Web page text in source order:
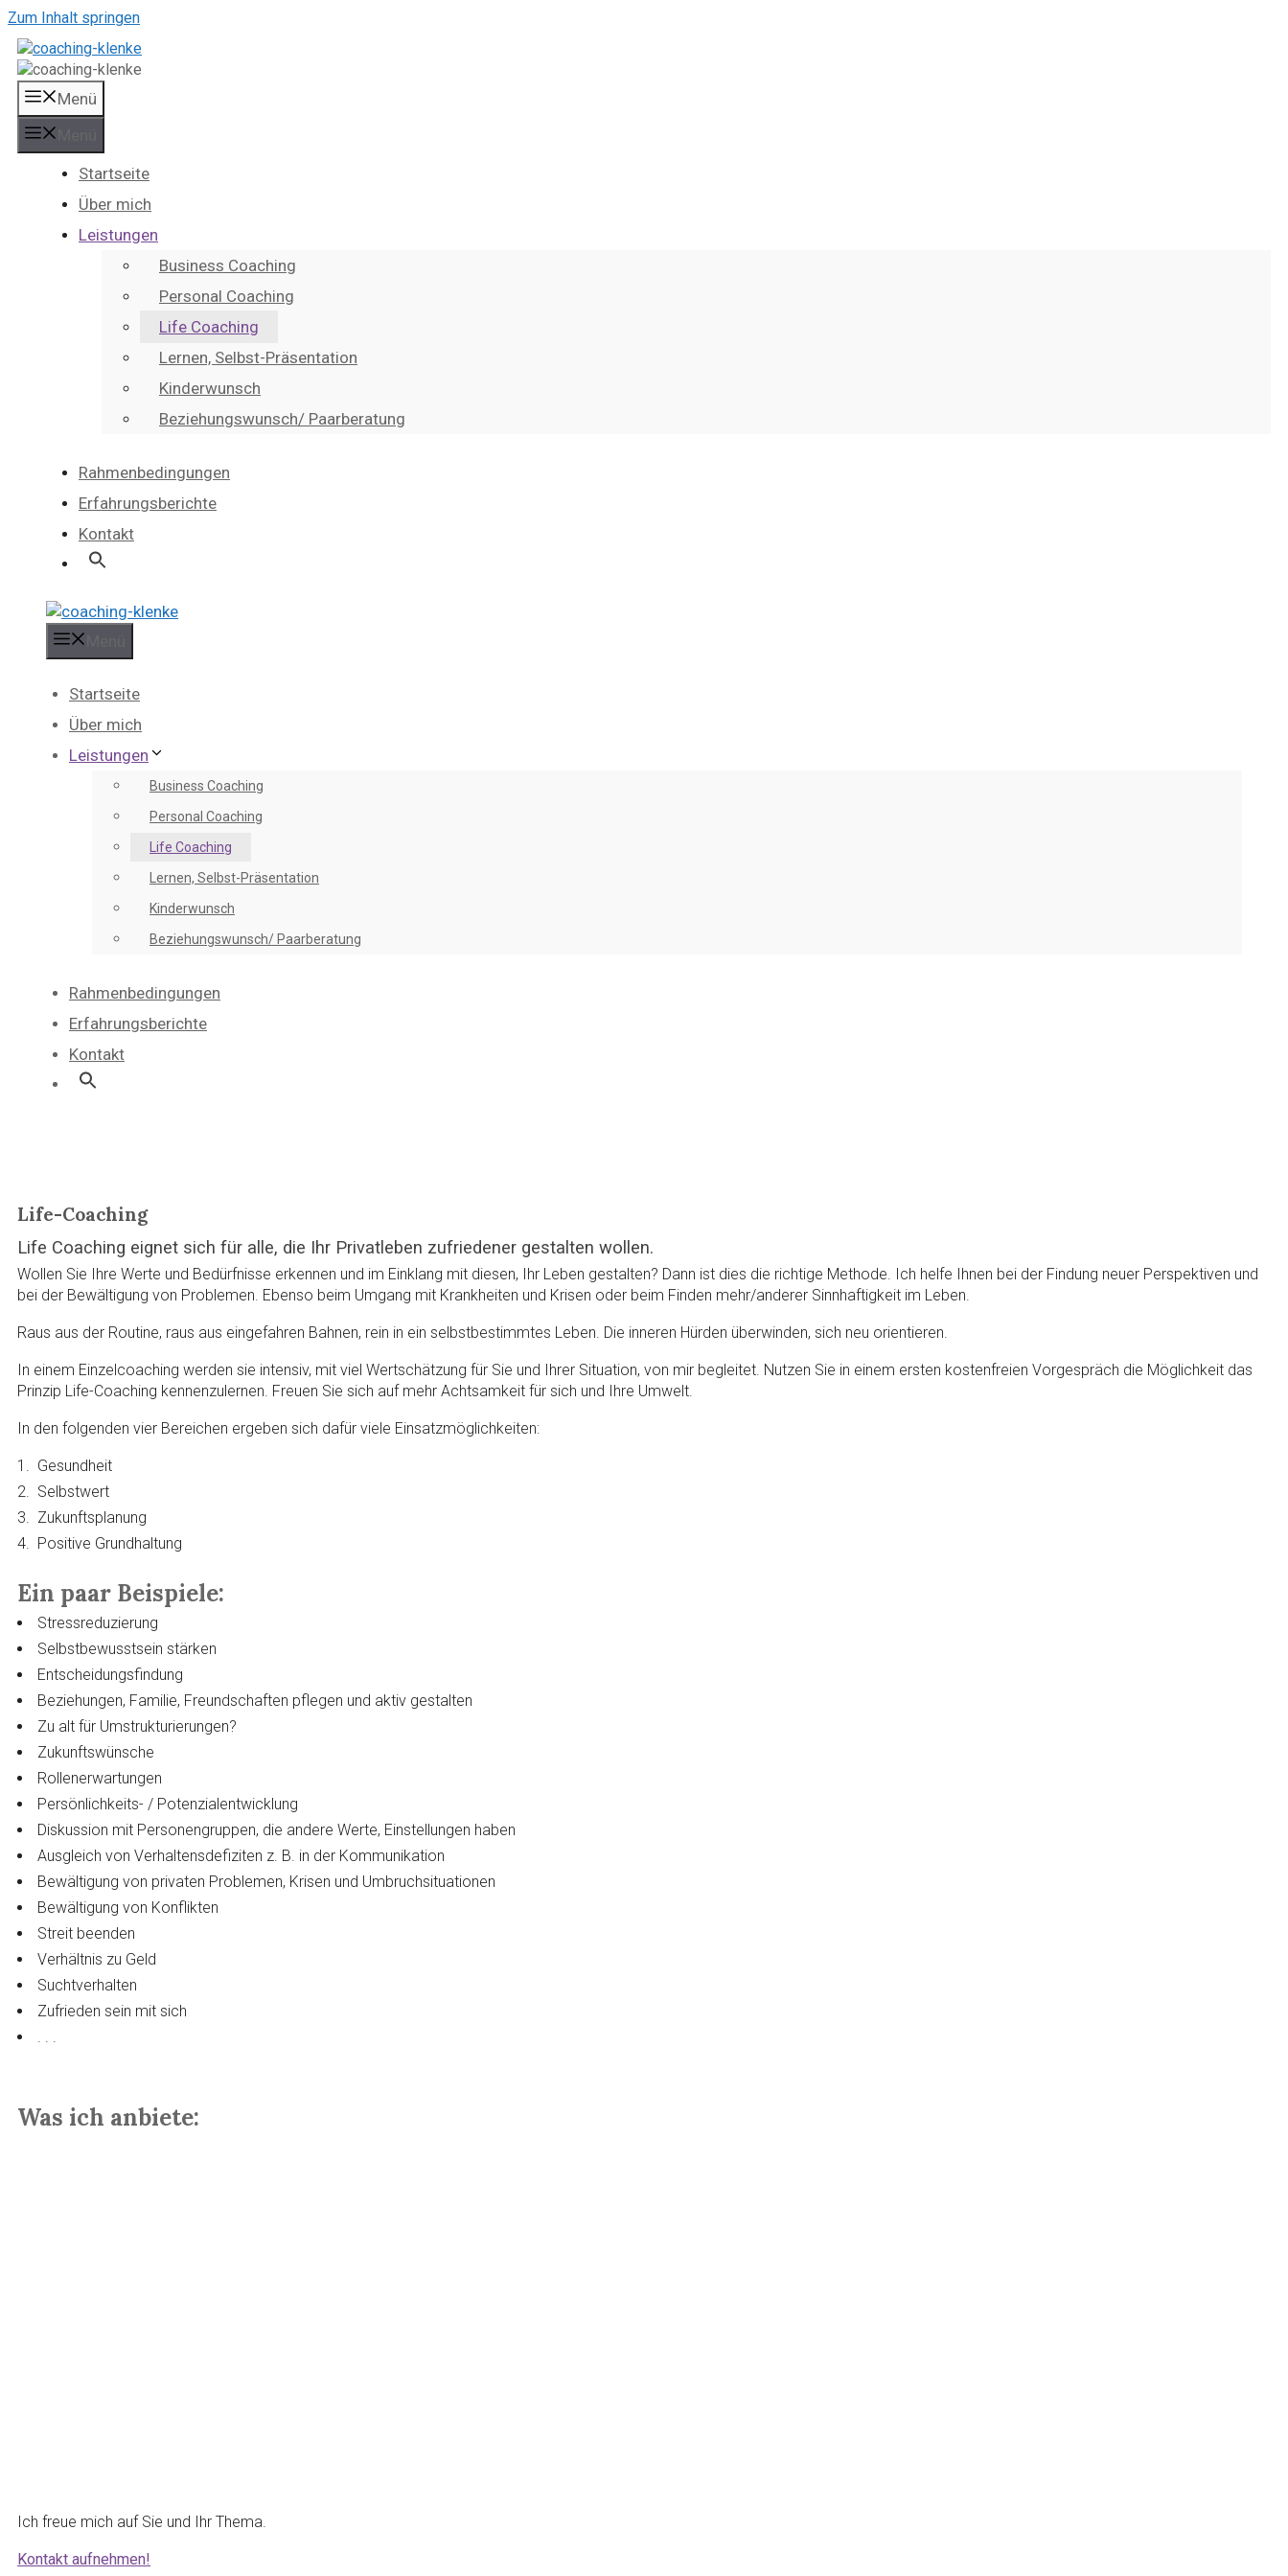
Zum Inhalt springen
Menü
Startseite
Über mich
Leistungen
Business Coaching
Personal Coaching
Life Coaching
Lernen, Selbst-Präsentation
Kinderwunsch
Beziehungswunsch/ Paarberatung
Rahmenbedingungen
Erfahrungsberichte
Kontakt
Startseite
Über mich
Leistungen
Business Coaching
Personal Coaching
Life Coaching
Lernen, Selbst-Präsentation
Kinderwunsch
Beziehungswunsch/ Paarberatung
Rahmenbedingungen
Erfahrungsberichte
Kontakt
Life-Coaching
Life Coaching eignet sich für alle, die Ihr Privatleben zufriedener gestalten wollen.
Wollen Sie Ihre Werte und Bedürfnisse erkennen und im Einklang mit diesen, Ihr Leben gestalten? Dann ist dies die richtige Methode. Ich helfe Ihnen bei der Findung neuer Perspektiven und
bei der Bewältigung von Problemen. Ebenso beim Umgang mit Krankheiten und Krisen oder beim Finden mehr/anderer Sinnhaftigkeit im Leben.
Raus aus der Routine, raus aus eingefahren Bahnen, rein in ein selbstbestimmtes Leben. Die inneren Hürden überwinden, sich neu orientieren.
In einem Einzelcoaching werden sie intensiv, mit viel Wertschätzung für Sie und Ihrer Situation, von mir begleitet. Nutzen Sie in einem ersten kostenfreien Vorgespräch die Möglichkeit das
Prinzip Life-Coaching kennenzulernen. Freuen Sie sich auf mehr Achtsamkeit für sich und Ihre Umwelt.
In den folgenden vier Bereichen ergeben sich dafür viele Einsatzmöglichkeiten:
Gesundheit
Selbstwert
Zukunftsplanung
Positive Grundhaltung
Ein paar Beispiele:
Stressreduzierung
Selbstbewusstsein stärken
Entscheidungsfindung
Beziehungen, Familie, Freundschaften pflegen und aktiv gestalten
Zu alt für Umstrukturierungen?
Zukunftswünsche
Rollenerwartungen
Persönlichkeits- / Potenzialentwicklung
Diskussion mit Personengruppen, die andere Werte, Einstellungen haben
Ausgleich von Verhaltensdefiziten z. B. in der Kommunikation
Bewältigung von privaten Problemen, Krisen und Umbruchsituationen
Bewältigung von Konflikten
Streit beenden
Verhältnis zu Geld
Suchtverhalten
Zufrieden sein mit sich
Was ich anbiete:
Ich freue mich auf Sie und Ihr Thema.
Kontakt aufnehmen!